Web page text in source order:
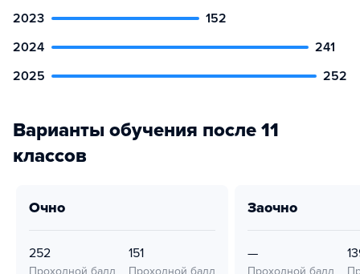
2023
152
2024
241
2025
252
Варианты обучения после 11
классов
очно
252
Проходной балл
151
Проходной балл
заочно
—
Проходной балл